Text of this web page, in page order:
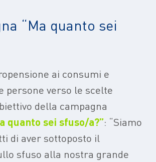
“Ma quanto sei
ai consumi e
persone verso le scelte
della campagna
quanto sei sfuso/a?”: “Siamo
di aver sottoposto il
sfuso alla nostra grande